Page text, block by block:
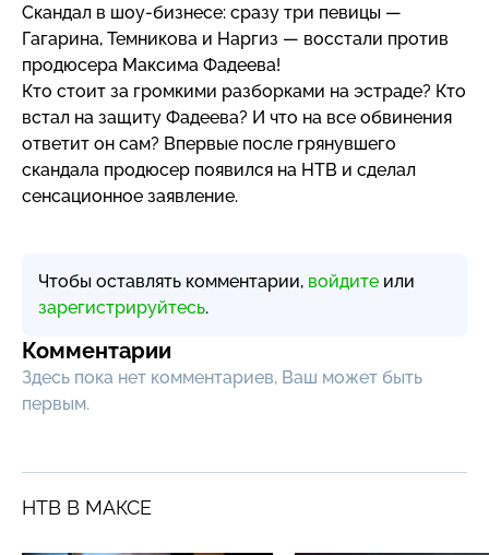
Скандал в шоу-бизнесе: сразу три певицы —
Гагарина, Темникова и Наргиз — восстали против
продюсера Максима Фадеева!
Кто стоит за громкими разборками на эстраде? Кто
встал на защиту Фадеева? И что на все обвинения
ответит он сам? Впервые после грянувшего
скандала продюсер появился на НТВ и сделал
сенсационное заявление.
Чтобы оставлять комментарии, войдите или
зарегистрируйтесь.
Комментарии
Здесь пока нет комментариев, Ваш может быть
первым.
НТВ В МАКСЕ